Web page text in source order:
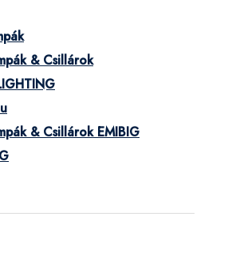
& Csillárok
& Csillárok EMIBIG